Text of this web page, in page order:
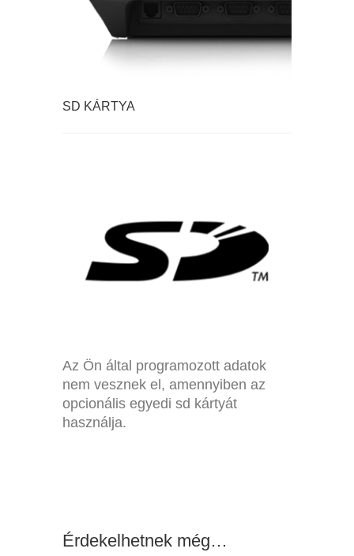
SD KÁRTYA
Az Ön által programozott adatok
nem vesznek el, amennyiben az
opcionális egyedi sd kártyát
használja.
Érdekelhetnek még…